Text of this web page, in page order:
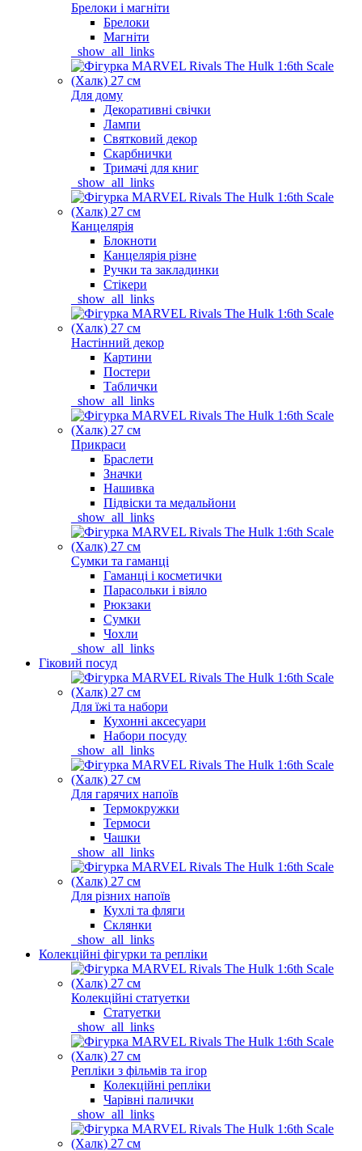
Брелоки і магніти
Брелоки
Магніти
_show_all_links
Для дому
Декоративні свічки
Лампи
Святковий декор
Скарбнички
Тримачі для книг
_show_all_links
Канцелярія
Блокноти
Канцелярія різне
Ручки та закладинки
Стікери
_show_all_links
Настінний декор
Картини
Постери
Таблички
_show_all_links
Прикраси
Браслети
Значки
Нашивка
Підвіски та медальйони
_show_all_links
Сумки та гаманці
Гаманці і косметички
Парасольки і віяло
Рюкзаки
Сумки
Чохли
_show_all_links
Гіковий посуд
Для їжі та набори
Кухонні аксесуари
Набори посуду
_show_all_links
Для гарячих напоїв
Термокружки
Термоси
Чашки
_show_all_links
Для різних напоїв
Кухлі та фляги
Склянки
_show_all_links
Колекційні фігурки та репліки
Колекційні статуетки
Статуетки
_show_all_links
Репліки з фільмів та ігор
Колекційні репліки
Чарівні палички
_show_all_links